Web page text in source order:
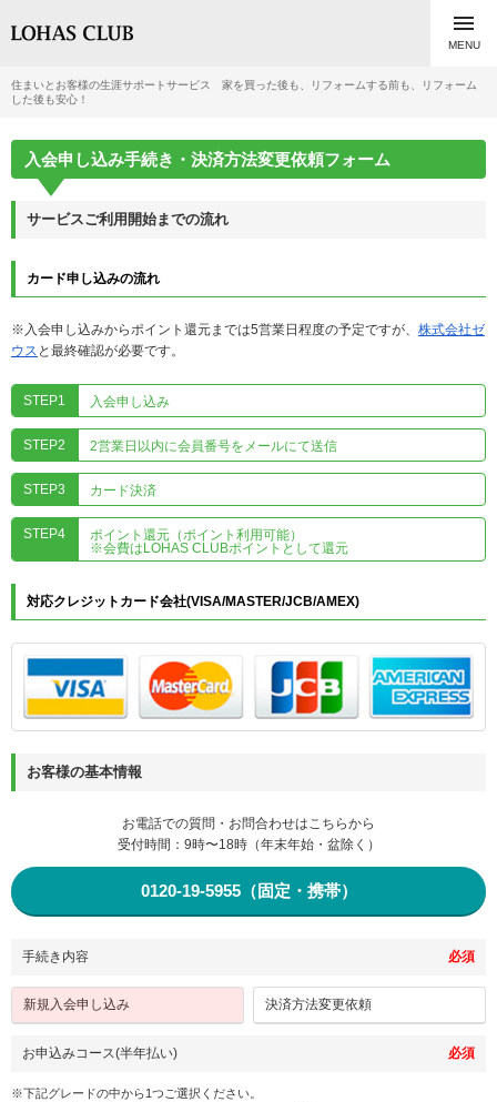

MENU
住まいとお客様の生涯サポートサービス 家を買った後も、リフォームする前も、リフォーム
した後も安心！
入会申し込み手続き・決済方法変更依頼フォーム
サービスご利用開始までの流れ
カード申し込みの流れ
※入会申し込みからポイント還元までは5営業日程度の予定ですが、 株式会社ゼ
ウス と最終確認が必要です。
STEP1 入会申し込み
STEP2 2営業日以内に会員番号をメールにて送信
STEP3 カード決済
STEP4
ポイント還元（ポイント利用可能）
※会費はLOHAS CLUBポイントとして還元
対応クレジットカード会社(VISA/MASTER/JCB/AMEX)
お客様の基本情報
お電話での質問・お問合わせはこちらから
受付時間：9時〜18時（年末年始・盆除く）
0120-19-5955（固定・携帯）
手続き内容 必須
新規入会申し込み 決済方法変更依頼
お申込みコース(半年払い) 必須
※下記グレードの中から1つご選択ください。